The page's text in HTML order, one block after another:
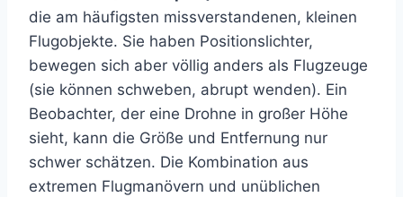
die am häufigsten missverstandenen, kleinen
Flugobjekte. Sie haben Positionslichter,
bewegen sich aber völlig anders als Flugzeuge
(sie können schweben, abrupt wenden). Ein
Beobachter, der eine Drohne in großer Höhe
sieht, kann die Größe und Entfernung nur
schwer schätzen. Die Kombination aus
extremen Flugmanövern und unüblichen